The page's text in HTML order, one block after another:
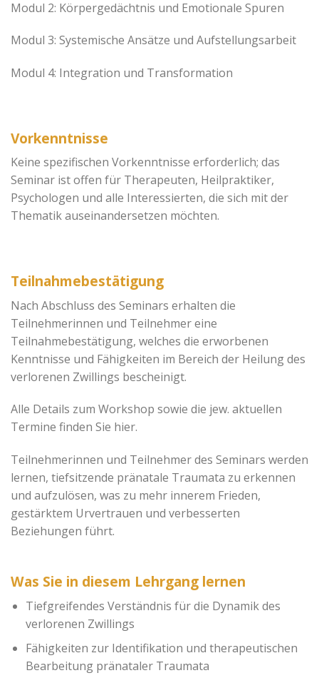
Modul 2: Körpergedächtnis und Emotionale Spuren
Modul 3: Systemische Ansätze und Aufstellungsarbeit
Modul 4: Integration und Transformation
Vorkenntnisse
Keine spezifischen Vorkenntnisse erforderlich; das
Seminar ist offen für Therapeuten, Heilpraktiker,
Psychologen und alle Interessierten, die sich mit der
Thematik auseinandersetzen möchten.
Teilnahmebestätigung
Nach Abschluss des Seminars erhalten die
Teilnehmerinnen und Teilnehmer eine
Teilnahmebestätigung, welches die erworbenen
Kenntnisse und Fähigkeiten im Bereich der Heilung des
verlorenen Zwillings bescheinigt.
Alle Details zum Workshop sowie die jew. aktuellen
Termine finden Sie hier.
Teilnehmerinnen und Teilnehmer des Seminars werden
lernen, tiefsitzende pränatale Traumata zu erkennen
und aufzulösen, was zu mehr innerem Frieden,
gestärktem Urvertrauen und verbesserten
Beziehungen führt.
Was Sie in diesem Lehrgang lernen
Tiefgreifendes Verständnis für die Dynamik des
verlorenen Zwillings
Fähigkeiten zur Identifikation und therapeutischen
Bearbeitung pränataler Traumata